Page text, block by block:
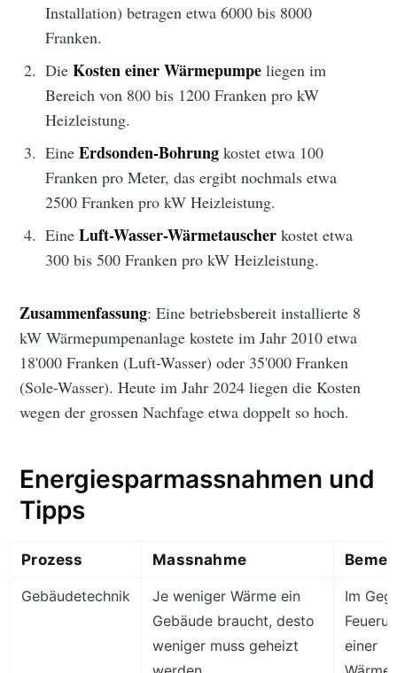
Installation) betragen etwa 6000 bis 8000
Franken.
DieKosten einer Wärmepumpe liegen im
Bereich von 800 bis 1200 Franken pro kW
Heizleistung.
EineErdsonden-Bohrungkostet etwa 100
Franken pro Meter, das ergibt nochmals etwa
2500 Franken pro kW Heizleistung.
EineLuft-Wasser-Wärmetauscher kostet etwa
300 bis 500 Franken pro kW Heizleistung.
Zusammenfassung: Eine betriebsbereit installierte 8
kW Wärmepumpenanlage kostete im Jahr 2010 etwa
18'000 Franken (Luft-Wasser) oder 35'000 Franken
(Sole-Wasser). Heute im Jahr 2024 liegen die Kosten
wegen der grossen Nachfage etwa doppelt so hoch.
Energiesparmassnahmen und
Tipps
Prozess Massnahme
Gebäudetechnik
Je weniger Wärme ein
Gebäude braucht, desto
weniger muss geheizt
Im
einer